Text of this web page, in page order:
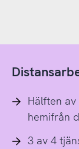
Hälften
hemifrån
3 av 4